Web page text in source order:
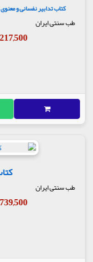
کتاب تدابیر نفسانی و
طب سنتی ایران
217,500 تومان
طب سنتی ایران
739,500 تومان